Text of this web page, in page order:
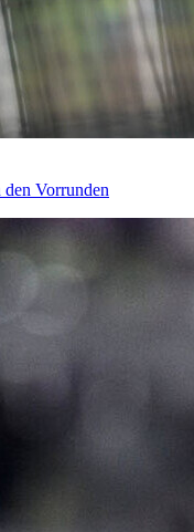
Vorrunden